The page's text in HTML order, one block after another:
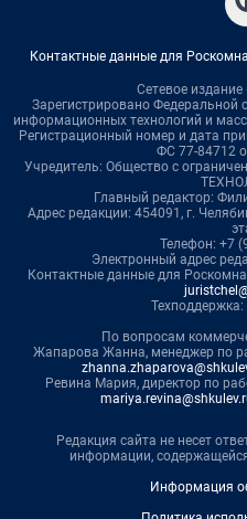
Контактные данные для
Сетевое
Зарегистрировано Федеральной
информационных технологий и
Регистрационный номер и дата
ФС 77-84712
Учредитель: Общество с
Главный редактор:
Адрес редакции: 454091, г.
Телефон: +7
Электронный адрес
Контактные данные для
Техподдержка:
По вопросам
Жапарова Жанна, менеджер по
Ревина Мария, директор по
Редакция сайта не несет
информации,
Информация